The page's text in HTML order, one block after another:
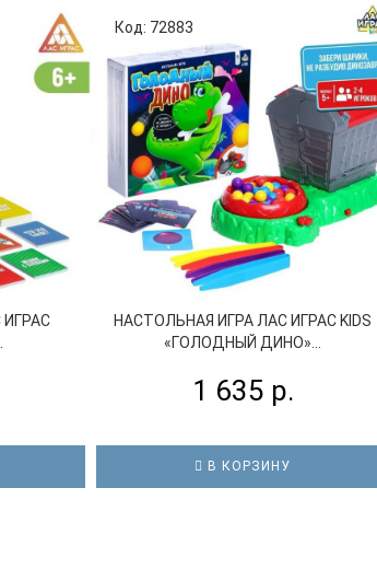
Код: 72883
НАСТОЛЬНАЯ ИГРА ЛАС ИГРАС KIDS
«ГОЛОДНЫЙ ДИНО»...
1 635 р.
В КОРЗИНУ